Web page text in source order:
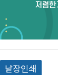
낱장인쇄